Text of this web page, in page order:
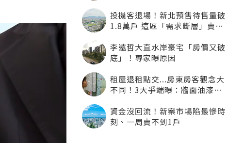
投機客退場！新北預售待售量破
1.8萬戶 這區「需求斷層」賣壓
李遠哲大直水岸豪宅「房價又破
底」！專家曝原因
租屋退租點交...房東房客觀念大
不同！3大爭端曝：牆面油漆、
資金沒回流！新案市場陷最慘時
刻、一周賣不到1戶